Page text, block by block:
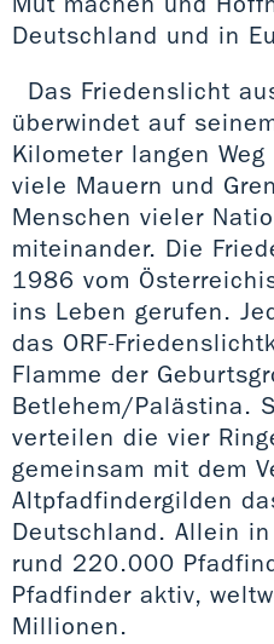
Deutschland und in
Das Friedenslicht
überwindet auf
Kilometer langen
viele Mauern und
Menschen vieler
miteinander. Die
1986 vom
ins Leben gerufen.
das ORF-
Flamme der
Betlehem/Palästina.
verteilen die vier
gemeinsam mit dem
Altpfadfindergilden
Deutschland. Allein
rund 220.000
Pfadfinder aktiv,
Millionen.